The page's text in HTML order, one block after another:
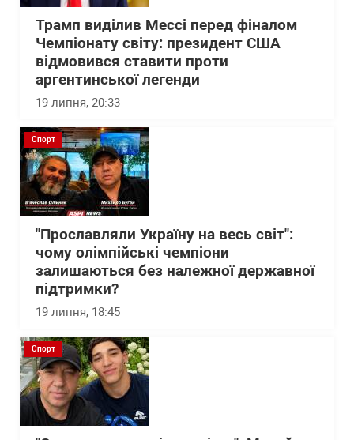
Трамп виділив Мессі перед фіналом
Чемпіонату світу: президент США
відмовився ставити проти
аргентинської легенди
19 липня, 20:33
Спорт
"Прославляли Україну на весь світ":
чому олімпійські чемпіони
залишаються без належної державної
підтримки?
19 липня, 18:45
Спорт